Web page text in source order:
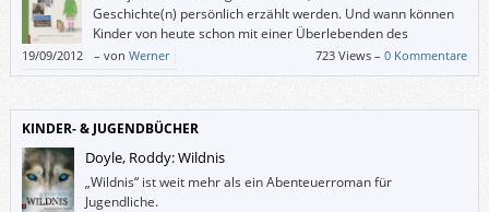
Geschichte(n) persönlich erzählt werden. Und wann können
Kinder von heute schon mit einer Überlebenden des
Holocaust sprechen?
„Weg von hier …“ bietet dazu die Gelegenheit: Darin erzählt die Linzer
Shanghai nach Israel.
Ein Buch, das sich sowohl für den Volksschul-Unterricht als auch für eine
Auseinandersetzung mit dem Nationalsozialismus zu Hause empfiehlt.
19/09/2012 – von Werner 723 Views –0 Kommentare
KINDER- & JUGENDBÜCHER
Doyle, Roddy: Wildnis
„Wildnis“ ist weit mehr als ein Abenteuerroman für
Jugendliche.